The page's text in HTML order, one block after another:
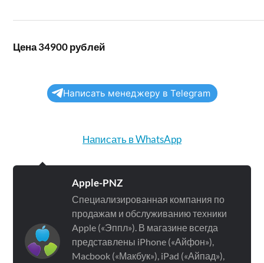
Цена 34900 рублей
Написать менеджеру в Telegram
Написать в WhatsApp
Apple-PNZ
Специализированная компания по
продажам и обслуживанию техники
Apple («Эппл»). В магазине всегда
представлены iPhone («Айфон»),
Macbook («Макбук»), iPad («Айпад»),